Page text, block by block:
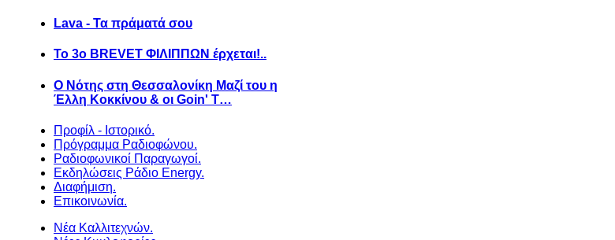
Lava - Τα πράματά σου
Το 3ο BREVET ΦΙΛΙΠΠΩΝ έρχεται!..
Ο Νότης στη Θεσσαλονίκη Μαζί του η
Έλλη Κοκκίνου & οι Goin' T…
Προφίλ - Ιστορικό.
Πρόγραμμα Ραδιοφώνου.
Ραδιοφωνικοί Παραγωγοί.
Εκδηλώσεις Ράδιο Energy.
Διαφήμιση.
Επικοινωνία.
Νέα Καλλιτεχνών.